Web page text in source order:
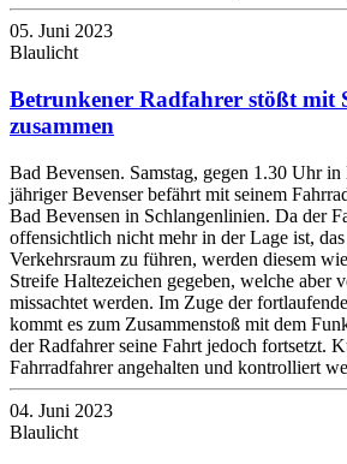
05. Juni 2023
Blaulicht
Betrunkener Radfahrer stößt mit
zusammen
Bad Bevensen. Samstag, gegen 1.30 Uhr
jähriger Bevenser befährt mit seinem
Bad Bevensen in Schlangenlinien. Da der
offensichtlich nicht mehr in der Lage ist,
Verkehrsraum zu führen, werden diesem
Streife Haltezeichen gegeben, welche aber
missachtet werden. Im Zuge der
kommt es zum Zusammenstoß mit dem
der Radfahrer seine Fahrt jedoch fortsetzt.
Fahrradfahrer angehalten und kontrolliert
04. Juni 2023
Blaulicht